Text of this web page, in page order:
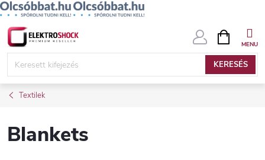
Ugrás
KERESÉS
KOSÁR
Textilek
Blankets